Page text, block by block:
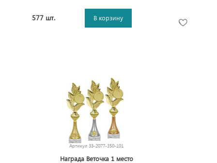
577 шт. В корзину
Артикул 33-2077-350-101
Награда Веточка 1 место